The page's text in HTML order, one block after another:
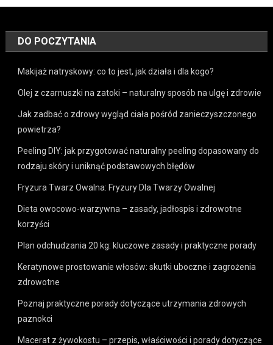
DO POCZYTANIA
Makijaż natryskowy: co to jest, jak działa i dla kogo?
Olej z czarnuszki na zatoki – naturalny sposób na ulgę i zdrowie
Jak zadbać o zdrowy wygląd ciała pośród zanieczyszczonego
powietrza?
Peeling DIY: jak przygotować naturalny peeling dopasowany do
rodzaju skóry i uniknąć podstawowych błędów
Fryzura Twarz Owalna: Fryzury Dla Twarzy Owalnej
Dieta owocowo-warzywna – zasady, jadłospis i zdrowotne
korzyści
Plan odchudzania 20 kg: kluczowe zasady i praktyczne porady
Keratynowe prostowanie włosów: skutki uboczne i zagrożenia
zdrowotne
Poznaj praktyczne porady dotyczące utrzymania zdrowych
paznokci
Macerat z żywokostu – przepis, właściwości i porady dotyczące